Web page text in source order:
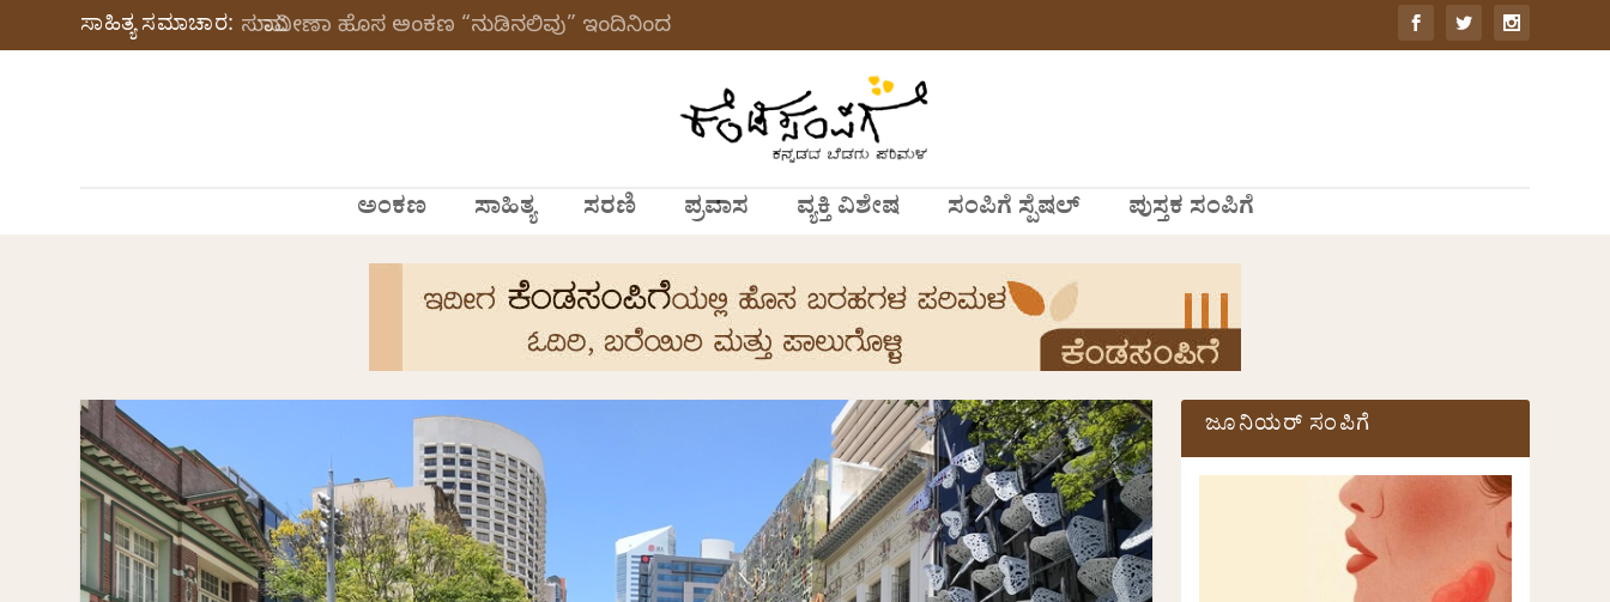
ಸಾಹಿತ್ಯ ಸಮಾಚಾರ: ಸುಮಾವೀಣಾ ಹೊಸ ಅಂಕಣ “ನುಡಿನಲಿವು” ಇಂದಿನಿಂದ
ಅಂಕಣ ಸಾಹಿತ್ಯ ಸರಣಿ ಪ್ರವಾಸ ವ್ಯಕ್ತಿ ವಿಶೇಷ ಸಂಪಿಗೆ ಸ್ಪೆಷಲ್ ಪುಸ್ತಕ ಸಂಪಿಗೆ
ಜೂನಿಯರ್ ಸಂಪಿಗೆ